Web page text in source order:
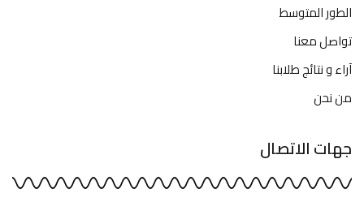
الطور المتوسط
تواصل معنا
آراء و نتائج طلابنا
من نحن
جهات الاتصال